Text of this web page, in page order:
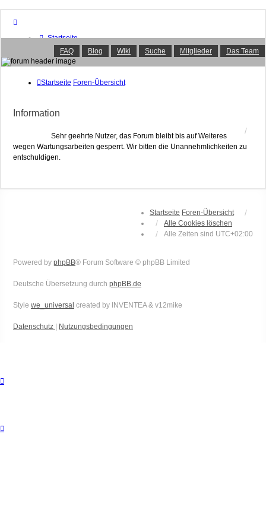
Startseite
Foren-Übersicht
FAQ
Suche
Aktive Themen
Das Team
FAQ Blog Wiki Suche Mitglieder Das Team
Startseite Foren-Übersicht
Information
Sehr geehrte Nutzer, das Forum bleibt bis auf Weiteres
wegen Wartungsarbeiten gesperrt. Wir bitten die Unannehmlichkeiten zu
entschuldigen.
Startseite Foren-Übersicht
Alle Cookies löschen
Alle Zeiten sind UTC+02:00
Powered by phpBB® Forum Software © phpBB Limited
Deutsche Übersetzung durch phpBB.de
Style we_universal created by INVENTEA & v12mike
Datenschutz Nutzungsbedingungen